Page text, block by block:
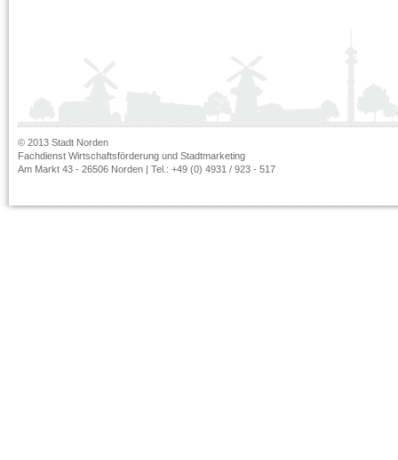
© 2013 Stadt Norden
Fachdienst Wirtschaftsförderung und Stadtmarketing
Am Markt 43 - 26506 Norden | Tel.: +49 (0) 4931 / 923 - 517